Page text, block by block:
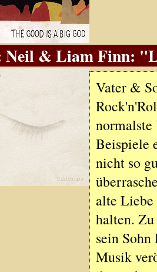
Neil & Liam Finn:
Vater &
normalste
Beispiele
nicht so
alte
halten.
sein
Musik